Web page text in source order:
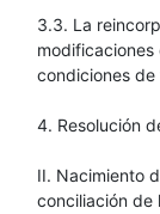
3.3. La
condiciones de
4. Resolución
II. Nacimiento
conciliación de